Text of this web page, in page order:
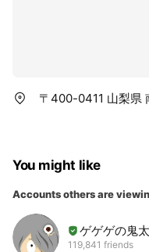
〒400-0411 山梨県
You might like
Accounts others are
ゲゲゲの鬼
119,841 friends